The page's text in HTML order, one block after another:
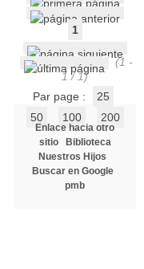
1
(1 -
1 / 1)
Par page :
25
50
100 200
Enlace hacia otro
sitio
Biblioteca
Nuestros Hijos
Buscar en Google
pmb